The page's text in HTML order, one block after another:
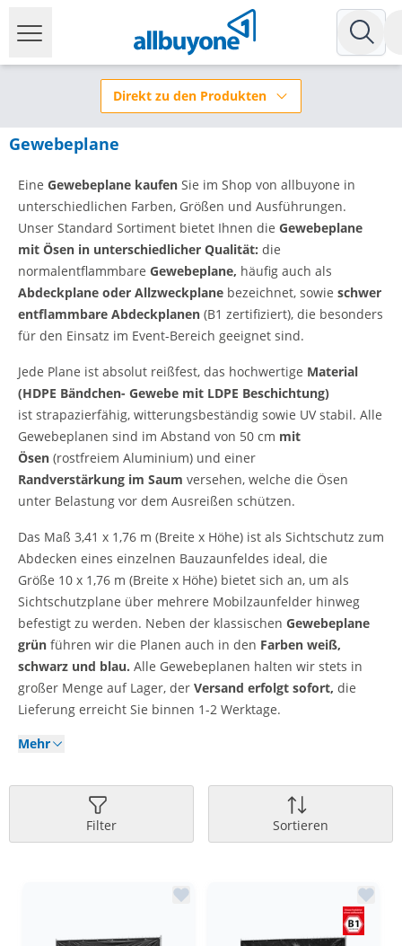
Direkt zu den Produkten
Gewebeplane
Eine Gewebeplane kaufen Sie im Shop von allbuyone in
unterschiedlichen Farben, Größen und Ausführungen.
Unser Standard Sortiment bietet Ihnen die Gewebeplane
mit Ösen in unterschiedlicher Qualität: die
normalentflammbare Gewebeplane, häufig auch als
Abdeckplane oder Allzweckplane bezeichnet, sowie schwer
entflammbare Abdeckplanen (B1 zertifiziert), die besonders
für den Einsatz im Event-Bereich geeignet sind.
Jede Plane ist absolut reißfest, das hochwertige Material
(HDPE Bändchen- Gewebe mit LDPE Beschichtung)
ist strapazierfähig, witterungsbeständig sowie UV stabil. Alle
Gewebeplanen sind im Abstand von 50 cm mit
Ösen (rostfreiem Aluminium) und einer
Randverstärkung im Saum versehen, welche die Ösen
unter Belastung vor dem Ausreißen schützen.
Das Maß 3,41 x 1,76 m (Breite x Höhe) ist als Sichtschutz zum
Abdecken eines einzelnen Bauzaunfeldes ideal, die
Größe 10 x 1,76 m (Breite x Höhe) bietet sich an, um als
Sichtschutzplane über mehrere Mobilzaunfelder hinweg
befestigt zu werden. Neben der klassischen Gewebeplane
grün führen wir die Planen auch in den Farben weiß,
schwarz und blau. Alle Gewebeplanen halten wir stets in
großer Menge auf Lager, der Versand erfolgt sofort, die
Lieferung erreicht Sie binnen 1-2 Werktage.
Mehr
Filter Sortieren